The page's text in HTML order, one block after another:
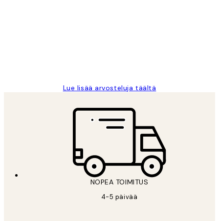
Lue lisää arvosteluja täältä
NOPEA TOIMITUS
4-5 päivää